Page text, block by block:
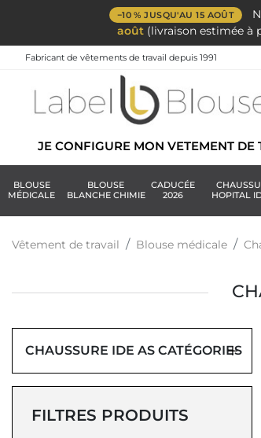
−10 % JUSQU'AU 15 AOÛT
août (livraison estimée à
Fabricant de vêtements de travail depuis 1991
JE CONFIGURE MON VETEMENT DE
BLOUSE
MÉDICALE
BLOUSE
BLANCHE CHIMIE
CADUCÉE
2026
HOPITAL
Vêtement de travail Blouse médicale
CHAUSSURE IDE AS CATÉGORIES
FILTRES PRODUITS